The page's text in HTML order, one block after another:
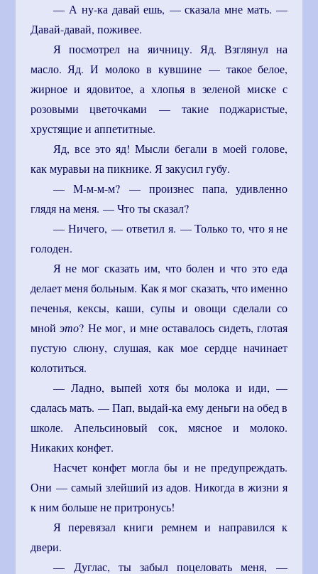
— А ну-ка давай ешь, — сказала мне мать. —
Давай-давай, поживее.
Я посмотрел на яичницу. Яд. Взглянул на
масло. Яд. И молоко в кувшине — такое белое,
жирное и ядовитое, а хлопья в зеленой миске с
розовыми цветочками — такие поджаристые,
хрустящие и аппетитные.
Яд, все это яд! Мысли бегали в моей голове,
как муравьи на пикнике. Я закусил губу.
— М-м-м-м? — произнес папа, удивленно
глядя на меня. — Что ты сказал?
— Ничего, — ответил я. — Только то, что я не
голоден.
Я не мог сказать им, что болен и что это еда
делает меня больным. Как я мог сказать, что именно
печенья, кексы, каши, супы и овощи сделали со
мнойэто? Не мог, и мне оставалось сидеть, глотая
пустую слюну, слушая, как мое сердце начинает
колотиться.
— Ладно, выпей хотя бы молока и иди, —
сдалась мать. — Пап, выдай-ка ему деньги на обед в
школе. Апельсиновый сок, мясное и молоко.
Никаких конфет.
Насчет конфет могла бы и не предупреждать.
Они — самый злейший из адов. Никогда в жизни я
к ним больше не притронусь!
Я перевязал книги ремнем и направился к
двери.
— Дуглас, ты забыл поцеловать меня, —